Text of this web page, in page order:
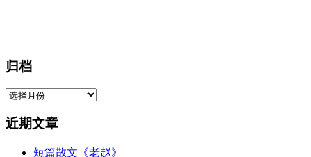
归档
归
近期文章
短篇散文《老赵》